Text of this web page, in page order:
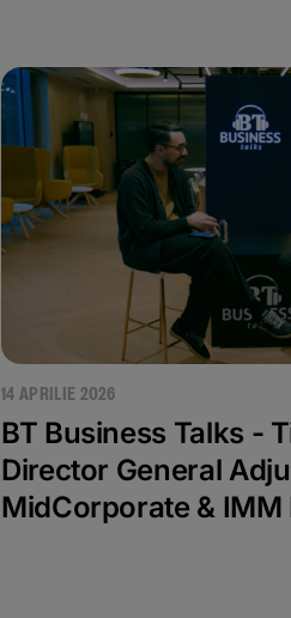
14 APRILIE 2026
BT Business Talks -
Director General
MidCorporate & IMM